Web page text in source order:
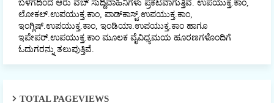
ಬಳಗದಿಂದ ಆರು ವೆಬ್ ಸುದ್ದಿವಾಹಿನಿಗಳು ಪ್ರಕಟವಾಗುತ್ತಿವೆ. ಉಪಯುಕ್ತ.ಕಾಂ,
ಲೋಕಲ್‌.ಉಪಯುಕ್ತ.ಕಾಂ, ಪಾಡ್‌ಕಾಸ್ಟ್‌.ಉಪಯುಕ್ತ.ಕಾಂ,
ಇಂಗ್ಲಿಷ್.ಉಪಯುಕ್ತ.ಕಾಂ, ಇಂಡಿಯಾ.ಉಪಯುಕ್ತ.ಕಾಂ ಹಾಗೂ
ಇಪೇಪರ್‌.ಉಪಯುಕ್ತ.ಕಾಂ ಮೂಲಕ ವೈವಿಧ್ಯಮಯ ಹೂರಣಗಳೊಂದಿಗೆ
ಓದುಗರನ್ನು ತಲುಪುತ್ತಿವೆ.
TOTAL PAGEVIEWS